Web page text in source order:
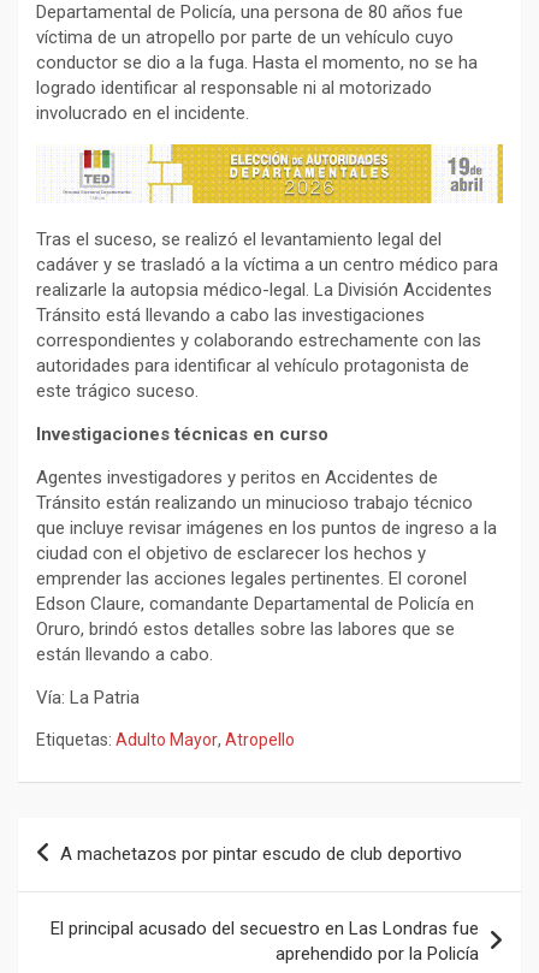
Departamental de Policía, una persona de 80 años fue
víctima de un atropello por parte de un vehículo cuyo
conductor se dio a la fuga. Hasta el momento, no se ha
logrado identificar al responsable ni al motorizado
involucrado en el incidente.
Tras el suceso, se realizó el levantamiento legal del
cadáver y se trasladó a la víctima a un centro médico para
realizarle la autopsia médico-legal. La División Accidentes
Tránsito está llevando a cabo las investigaciones
correspondientes y colaborando estrechamente con las
autoridades para identificar al vehículo protagonista de
este trágico suceso.
Investigaciones técnicas en curso
Agentes investigadores y peritos en Accidentes de
Tránsito están realizando un minucioso trabajo técnico
que incluye revisar imágenes en los puntos de ingreso a la
ciudad con el objetivo de esclarecer los hechos y
emprender las acciones legales pertinentes. El coronel
Edson Claure, comandante Departamental de Policía en
Oruro, brindó estos detalles sobre las labores que se
están llevando a cabo.
Vía: La Patria
Etiquetas: Adulto Mayor, Atropello
Navegación
entradas
A machetazos por pintar escudo de club deportivo
El principal acusado del secuestro en Las Londras fue
aprehendido por la Policía